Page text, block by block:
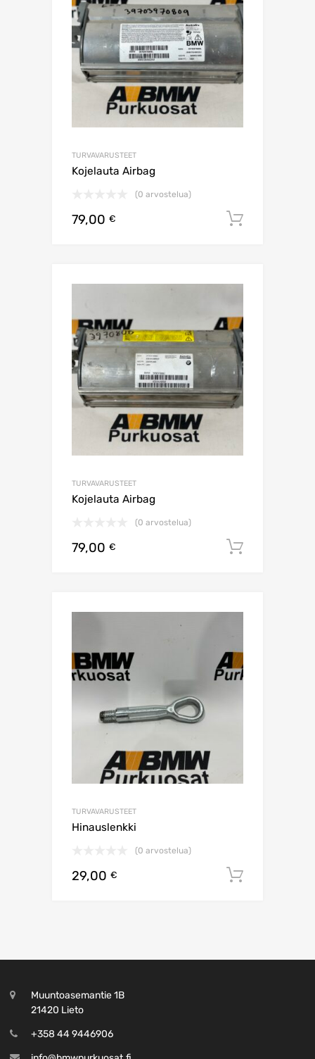
TURVAVARUSTEET
Kojelauta Airbag
(0 arvostelua)
79,00 €
TURVAVARUSTEET
Kojelauta Airbag
(0 arvostelua)
79,00 €
TURVAVARUSTEET
Hinauslenkki
(0 arvostelua)
29,00 €
Muuntoasemantie 1B
21420 Lieto
+358 44 9446906